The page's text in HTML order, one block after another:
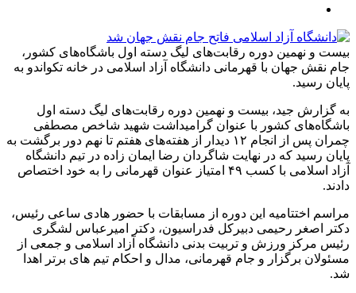
بیست و نهمین دوره رقابت‌های لیگ دسته اول باشگاه‌های کشور،
جام نقش جهان با قهرمانی دانشگاه آزاد اسلامی در خانه تکواندو به
پایان رسید.
به گزارش جید، بیست و نهمین دوره رقابت‌های لیگ دسته اول
باشگاه‌های کشور با عنوان گرامیداشت شهید شاخص مصطفی
چمران پس از انجام ۱۲ دیدار از هفته‌های هفتم تا نهم دور برگشت به
پایان رسید که در نهایت شاگردان رضا ایمان زاده در تیم دانشگاه
آزاد اسلامی با کسب ۴۹ امتیاز عنوان قهرمانی را به خود اختصاص
دادند.
مراسم اختتامیه این دوره از مسابقات با حضور هادی ساعی رئیس،
دکتر اصغر رحیمی دبیرکل فدراسیون، دکتر امیرعباس لشگری
رئیس مرکز ورزش و تربیت بدنی دانشگاه آزاد اسلامی و جمعی از
مسئولان برگزار و جام قهرمانی، مدال و احکام تیم های برتر اهدا
شد.